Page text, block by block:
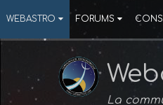
WEBASTRO FORUMS
La